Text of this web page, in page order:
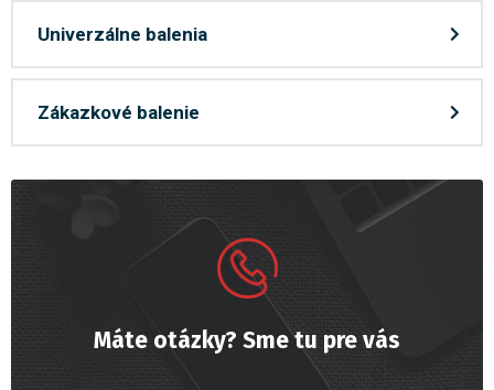
Univerzálne balenia
Zákazkové balenie
Máte otázky? Sme tu pre vás